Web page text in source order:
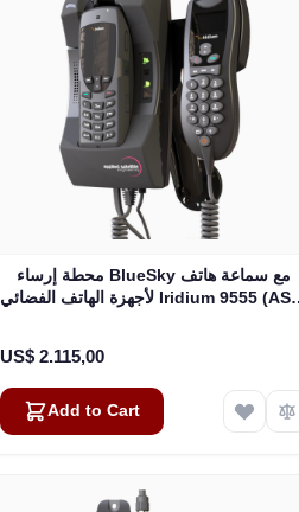
محطة إرساء BlueSky مع سماعة هاتف
لأجهزة الهاتف الفضائي Iridium 9555 (ASE-
US$ 2.115,00
Add to Cart